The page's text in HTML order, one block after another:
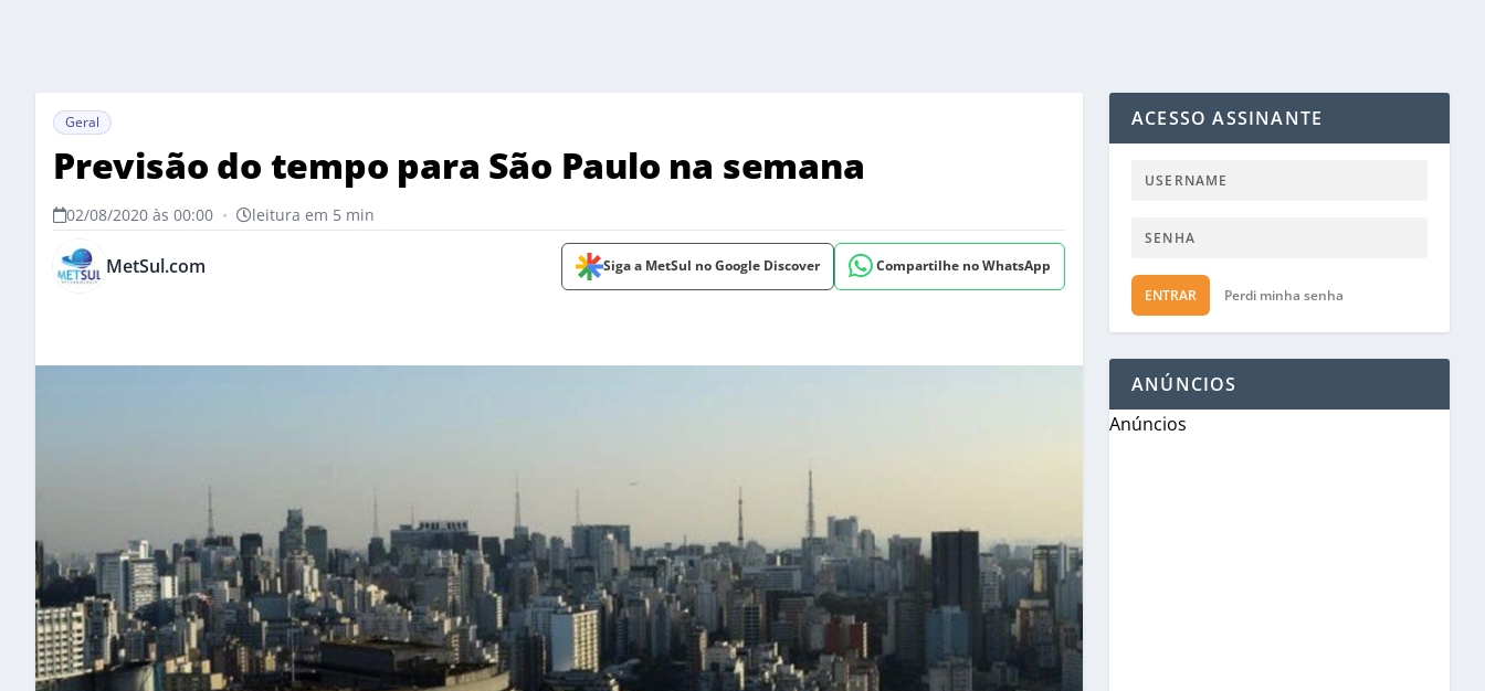
Geral
Previsão do tempo para São Paulo na semana
02/08/2020 às 00:00 • leitura em 5 min
MetSul.com Siga a MetSul no Google Discover Compartilhe no WhatsApp
ACESSO ASSINANTE
ENTRAR Perdi minha senha
ANÚNCIOS
Anúncios